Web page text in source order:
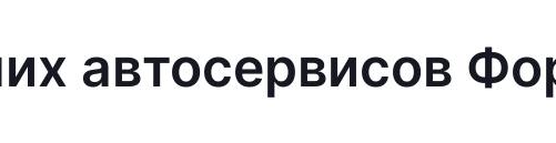
автосервисов